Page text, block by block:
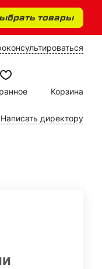
товары
Корзина
Написать директору